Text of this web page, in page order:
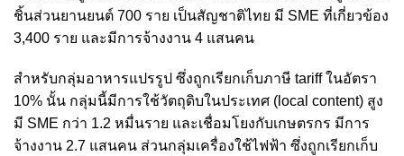
ชิ้นส่วนยานยนต์ 700 ราย เป็นสัญชาติไทย มี SME ที่เกี่ยวข้อง
3,400 ราย และมีการจ้างงาน 4 แสนคน
สำหรับกลุ่มอาหารแปรรูป ซึ่งถูกเรียกเก็บภาษี tariff ในอัตรา
10% นั้น กลุ่มนี้มีการใช้วัตถุดิบในประเทศ (local content) สูง
มี SME กว่า 1.2 หมื่นราย และเชื่อมโยงกับเกษตรกร มีการ
จ้างงาน 2.7 แสนคน ส่วนกลุ่มเครื่องใช้ไฟฟ้า ซึ่งถูกเรียกเก็บ